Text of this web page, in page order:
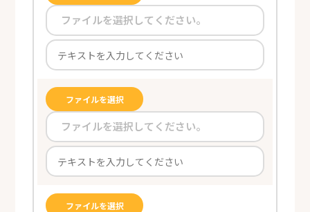
ファイルを選択してください。
ファイルを選択
ファイルを選択してください。
ファイルを選択